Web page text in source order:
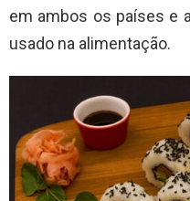
em ambos os países e
usado na alimentação.